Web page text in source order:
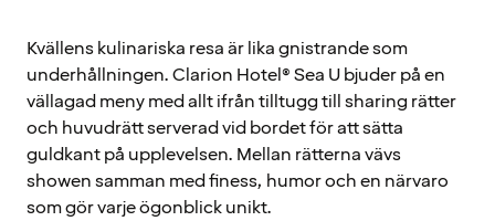
Kvällens kulinariska resa är lika gnistrande som
underhållningen. Clarion Hotel® Sea U bjuder på en
vällagad meny med allt ifrån tilltugg till sharing rätter
och huvudrätt serverad vid bordet för att sätta
guldkant på upplevelsen. Mellan rätterna vävs
showen samman med finess, humor och en närvaro
som gör varje ögonblick unikt.